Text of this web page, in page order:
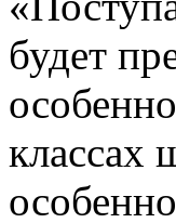
будет
классах